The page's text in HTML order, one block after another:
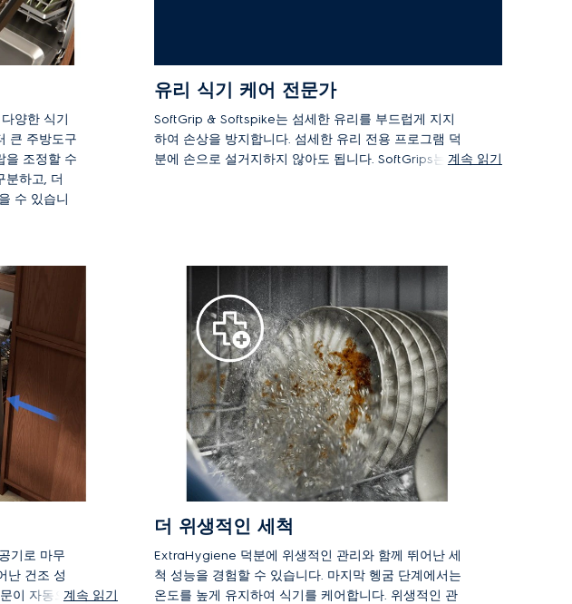
양한 식기
큰 주방도구
을 조정할 수
분하고, 더
수 있습니
유리 식기 케어 전문가
SoftGrip & Softspike는 섬세한 유리를 부드럽게 지지
하여 손상을 방지합니다. 섬세한 유리 전용 프로그램 덕
분에 손으로 설거지하지 않아도 됩니다. SoftGrips는 계속 읽기
기로 마무
난 건조 성
이 자동으계속 읽기
더 위생적인 세척
ExtraHygiene 덕분에 위생적인 관리와 함께 뛰어난 세
척 성능을 경험할 수 있습니다. 마지막 헹굼 단계에서는
온도를 높게 유지하여 식기를 케어합니다. 위생적인 관